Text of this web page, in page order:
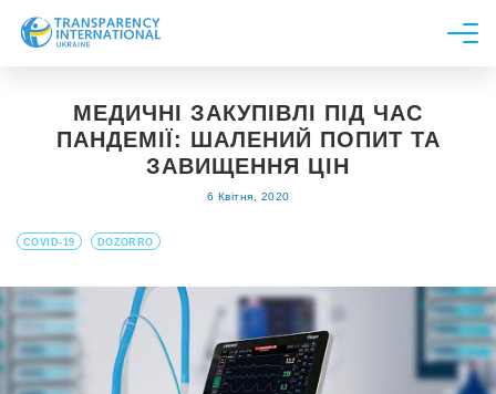
Новини
Дослідження
Долучитися
МЕДИЧНІ ЗАКУПІВЛІ ПІД ЧАС
ПАНДЕМІЇ: ШАЛЕНИЙ ПОПИТ ТА
ЗАВИЩЕННЯ ЦІН
6 Квітня, 2020
COVID-19 DOZORRO